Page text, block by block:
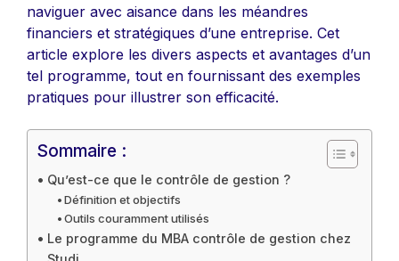
naviguer avec aisance dans les méandres
financiers et stratégiques d’une entreprise. Cet
article explore les divers aspects et avantages d’un
tel programme, tout en fournissant des exemples
pratiques pour illustrer son efficacité.
Sommaire :
Qu’est-ce que le contrôle de gestion ?
Définition et objectifs
Outils couramment utilisés
Le programme du MBA contrôle de gestion chez